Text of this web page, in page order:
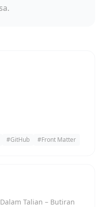
#GitHub #Front Matter
Talian – Butiran